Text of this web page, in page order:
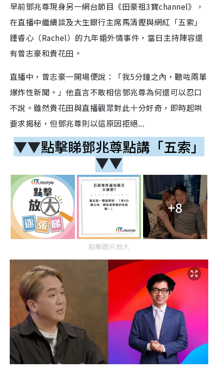
早前鄧兆尊現身另一網台節目《田豪祖3寶channel》，
在直播中繼續談及大生銀行主席馬清鏗與網紅「五索」
鍾睿心（Rachel）的九年婚外情事件，當日主持陣容還
有曾志豪和貴花田。
直播中，曾志豪一開場便說：「我5分鐘之內，聽咗兩單
爆炸性新聞。」他直言不敢相信鄧兆尊為何還可以忍口
不說。雖然貴花田與直播觀眾對此十分好奇，即時起哄
要求揭秘，但鄧兆尊則以這原因拒絕...
▼▼點擊睇鄧兆尊點講「五索」
▼▼
+8
點擊圖片放大